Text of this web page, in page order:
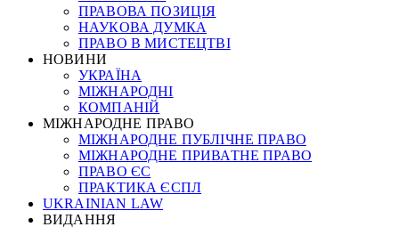
ПРАВОВА ПОЗИЦІЯ
НАУКОВА ДУМКА
ПРАВО В МИСТЕЦТВІ
НОВИНИ
УКРАЇНА
МІЖНАРОДНІ
КОМПАНІЙ
МІЖНАРОДНЕ ПРАВО
МІЖНАРОДНЕ ПУБЛІЧНЕ ПРАВО
МІЖНАРОДНЕ ПРИВАТНЕ ПРАВО
ПРАВО ЄС
ПРАКТИКА ЄСПЛ
UKRAINIAN LAW
ВИДАННЯ